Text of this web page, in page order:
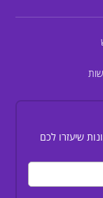
שיעזרו לכם